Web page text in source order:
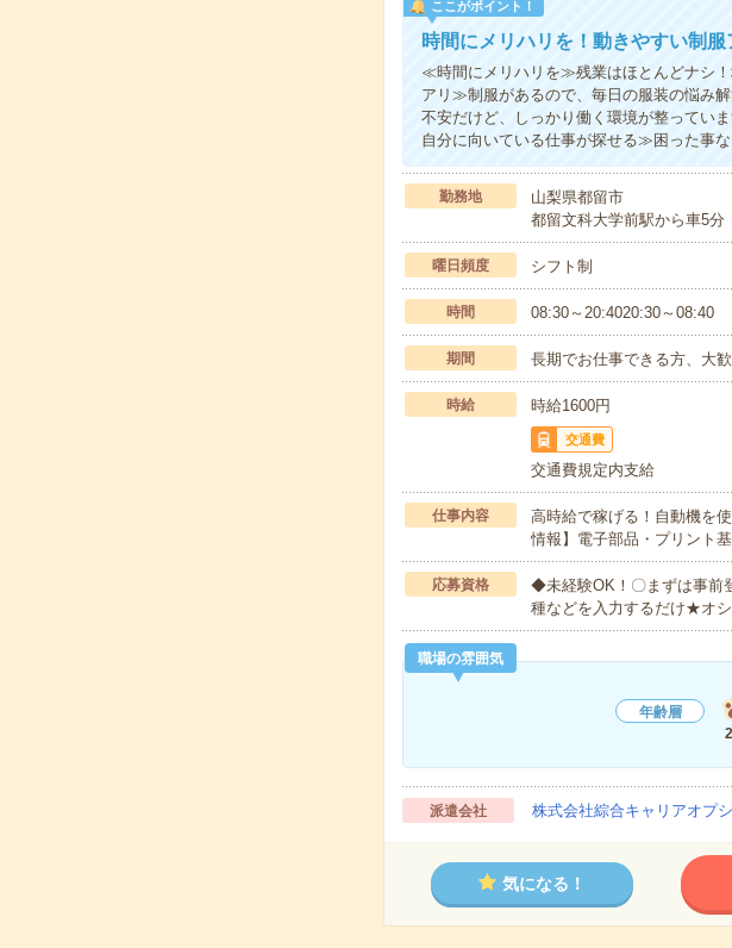
ここがポイント！
時間にメリハリを！動きやすい制服
≪時間にメリハリを≫残業はほとんどナシ
アリ≫制服があるので、毎日の服装の悩み
不安だけど、しっかり働く環境が整ってい
自分に向いている仕事が探せる≫困った事
勤務地
山梨県都留市
都留文科大学前駅から車5分
曜日頻度 シフト制
時間 08:30～20:4020:30～08:40
期間 長期でお仕事できる方、大歓
時給 時給1600円
交通費
交通費規定内支給
仕事内容
高時給で稼げる！自動機を
情報】電子部品・プリン
応募資格
◆未経験OK！〇まずは事前
種などを入力するだけ★オ
職場の雰囲気
年齢層
派遣会社 株式会社綜合キャリアオプ
気になる！